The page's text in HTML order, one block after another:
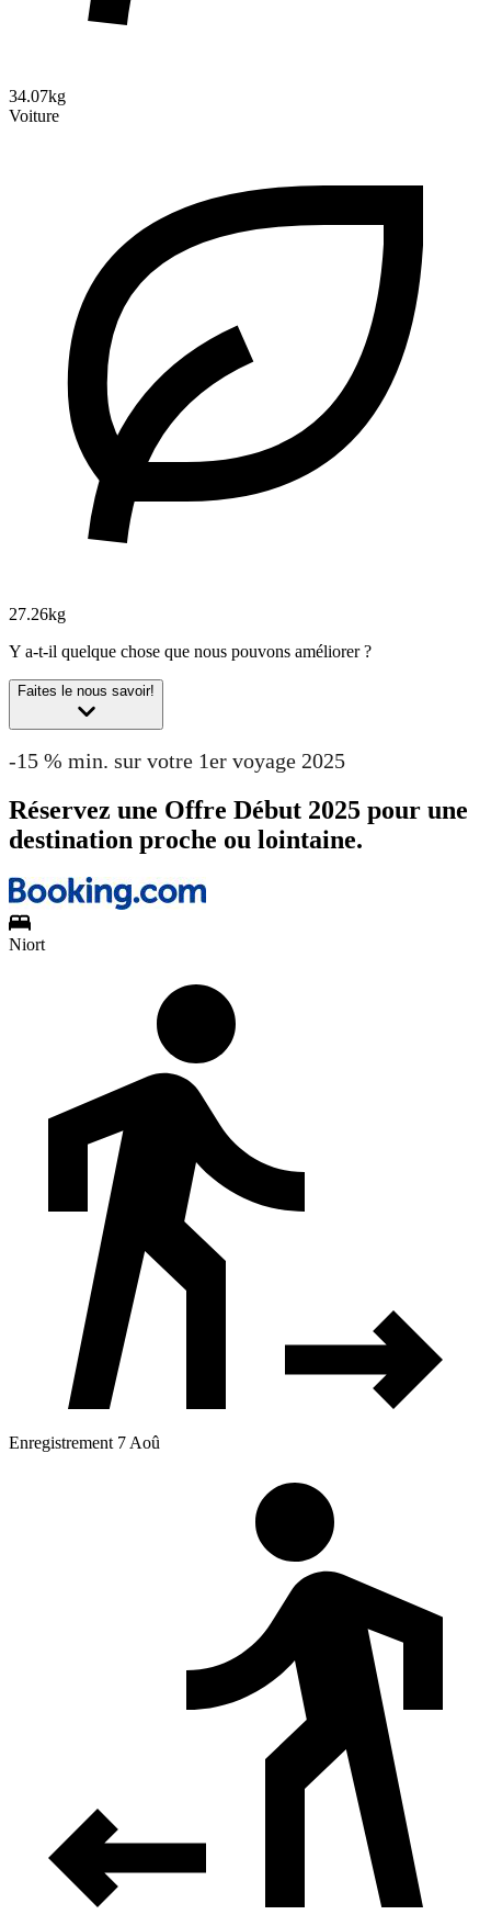
34.07kg
Voiture
27.26kg
Y a-t-il quelque chose que nous pouvons améliorer ?
Faites le nous savoir!
-15 % min. sur votre 1er voyage 2025
Réservez une Offre Début 2025 pour une
destination proche ou lointaine.
Niort
Enregistrement 7 Aoû